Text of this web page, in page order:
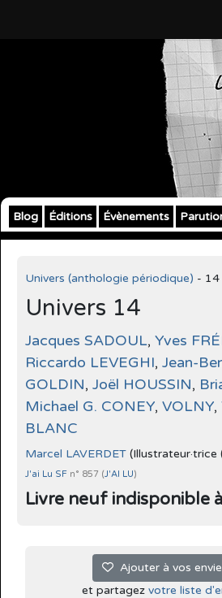
Blog Éditions Évènements
Univers (anthologie périodique) - 14
Univers 14
Jacques SADOUL, Yves
Riccardo LEVEGHI, Jean-
GOLDIN, Joël HOUSSIN,
Michael G. CONEY, VOLNY,
BLANC
Marcel LAVERDET (Illustrateur·trice
J'ai Lu SF n° 857 (J'AI LU)
Livre neuf indisponible
Ajouter à vos
et partagez votre liste